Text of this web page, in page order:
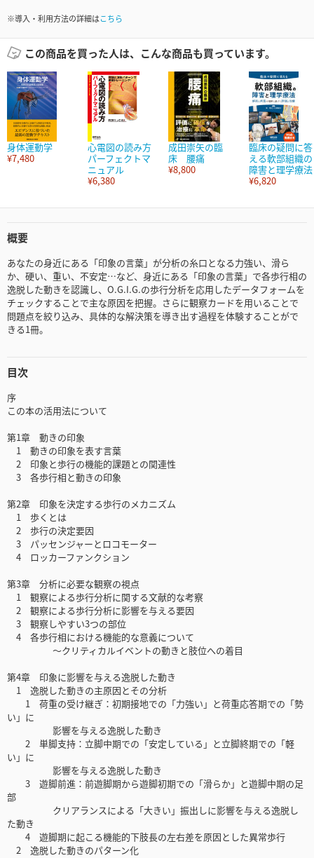
※導入・利用方法の詳細はこちら
この商品を買った人は、こんな商品も買っています。
身体運動学
¥7,480
心電図の読み方
パーフェクトマ
ニュアル
¥6,380
成田崇矢の臨
床 腰痛
¥8,800
臨床の疑問に答
える軟部組織の
障害と理学療法
¥6,820
概要
あなたの身近にある「印象の言葉」が分析の糸口となる力強い、滑ら
か、硬い、重い、不安定…など、身近にある「印象の言葉」で各歩行相の
逸脱した動きを認識し、O.G.I.G.の歩行分析を応用したデータフォームを
チェックすることで主な原因を把握。さらに観察カードを用いることで
問題点を絞り込み、具体的な解決策を導き出す過程を体験することがで
きる1冊。
目次
序
この本の活用法について
第1章 動きの印象
1 動きの印象を表す言葉
2 印象と歩行の機能的課題との関連性
3 各歩行相と動きの印象
第2章 印象を決定する歩行のメカニズム
1 歩くとは
2 歩行の決定要因
3 パッセンジャーとロコモーター
4 ロッカーファンクション
第3章 分析に必要な観察の視点
1 観察による歩行分析に関する文献的な考察
2 観察による歩行分析に影響を与える要因
3 観察しやすい3つの部位
4 各歩行相における機能的な意義について
～クリティカルイベントの動きと肢位への着目
第4章 印象に影響を与える逸脱した動き
1 逸脱した動きの主原因とその分析
1 荷重の受け継ぎ：初期接地での「力強い」と荷重応答期での「勢
い」に
影響を与える逸脱した動き
2 単脚支持：立脚中期での「安定している」と立脚終期での「軽
い」に
影響を与える逸脱した動き
3 遊脚前進：前遊脚期から遊脚初期での「滑らか」と遊脚中期の足
部
クリアランスによる「大きい」振出しに影響を与える逸脱し
た動き
4 遊脚期に起こる機能的下肢長の左右差を原因とした異常歩行
2 逸脱した動きのパターン化